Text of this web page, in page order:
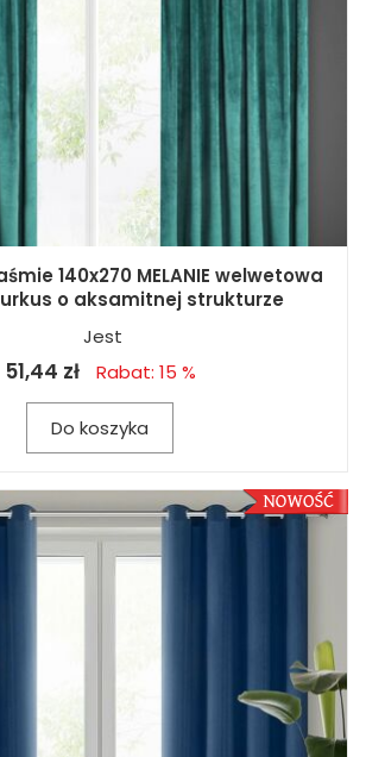
140x270 MELANIE welwetowa
o aksamitnej strukturze
Jest
51,44 zł Rabat: 15 %
Do koszyka